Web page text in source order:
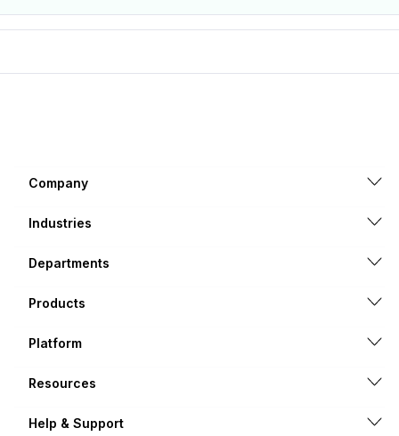
Company
Industries
Departments
Products
Platform
Resources
Help & Support